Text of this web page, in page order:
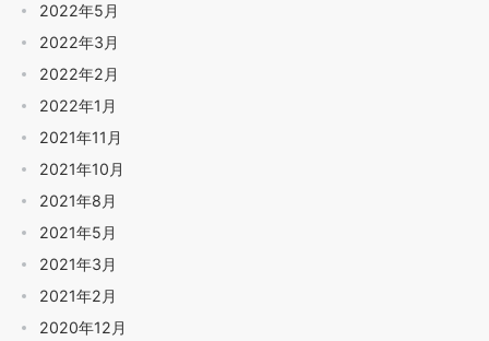
2022年5月
2022年3月
2022年2月
2022年1月
2021年11月
2021年10月
2021年8月
2021年5月
2021年3月
2021年2月
2020年12月